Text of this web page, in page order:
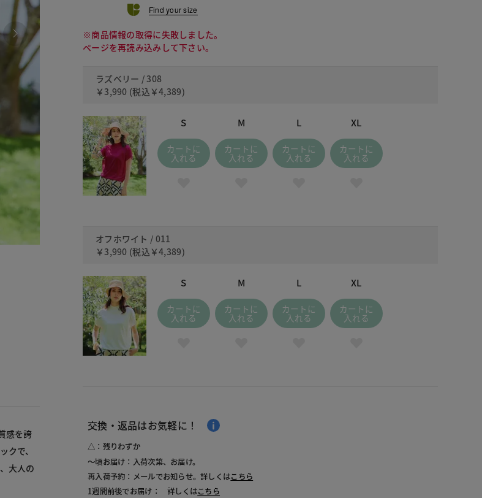
011 オフホワイト
感を誇
で、
大人の
Find your size
※商品情報の取得に失敗しました。
ページを再読み込みして下さい。
ラズベリー / 308
￥3,990 (税込 ￥4,389)
S
カートに
入れる
M
カートに
入れる
L
カートに
入れる
XL
カートに
入れる
オフホワイト / 011
￥3,990 (税込 ￥4,389)
S
カートに
入れる
M
カートに
入れる
L
カートに
入れる
XL
カートに
入れる
交換・返品はお気軽に！
△：残りわずか
～頃お届け：入荷次第、お届け。
再入荷予約：メールでお知らせ。詳しくはこちら
1週間前後でお届け： 詳しくはこちら